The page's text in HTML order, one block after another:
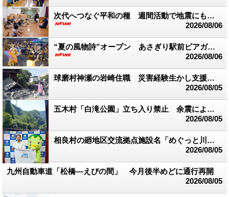
次代へつなぐ平和の種 週間活動で地震にも言及 渡保育園
2026/08/06
“夏の風物詩”オープン あさぎり駅前ビアガーデン
2026/08/06
球磨村神瀬の岩崎住職 災害経験生かし支援活動 応急作業にライト配布
2026/08/05
五木村「白滝公園」立ち入り禁止 余震により落石の恐れ
2026/08/05
相良村の廻地区交流拠点施設名「めぐっと川辺」に決定
2026/08/05
九州自動車道「松橋―えびの間」 今月後半めどに通行再開
2026/08/05